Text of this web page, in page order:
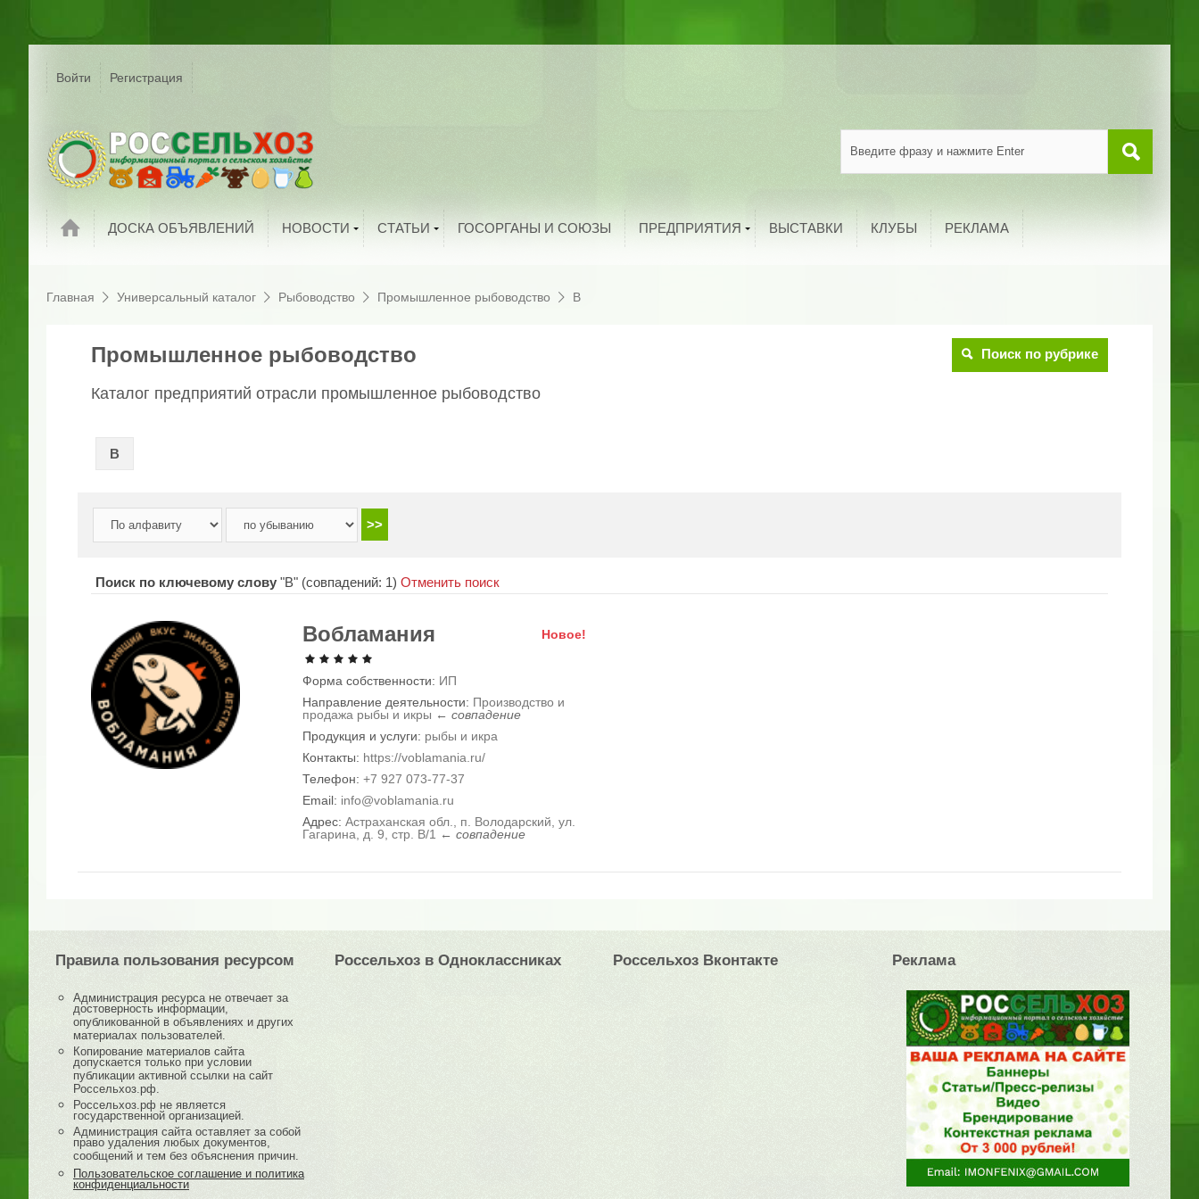
Войти Регистрация
ДОСКА ОБЪЯВЛЕНИЙ НОВОСТИ
Мировые новости
Новости компаний
Обзоры рынковСТАТЬИ
Грибоводство
Продукты питанияГОСОРГАНЫ И СОЮЗЫ ПРЕДПРИЯТИЯ
Добавить организациюВЫСТАВКИ КЛУБЫ РЕКЛАМА
Главная Универсальный каталог Рыбоводство Промышленное рыбоводство В
Промышленное рыбоводство Поиск по рубрике
Каталог предприятий отрасли промышленное рыбоводство
В
Поиск по ключевому слову "В" (совпадений: 1) Отменить поиск
Вобламания Новое!
Форма собственности: ИП
Направление деятельности: Производство и
продажа рыбы и икры ← совпадение
Продукция и услуги: рыбы и икра
Контакты: https://voblamania.ru/
Телефон: +7 927 073-77-37
Email: info@voblamania.ru
Адрес: Астраханская обл., п. Володарский, ул.
Гагарина, д. 9, стр. В/1
← совпадение
Правила пользования ресурсом
Администрация ресурса не отвечает за
достоверность информации,
опубликованной в объявлениях и других
материалах пользователей.
Копирование материалов сайта
допускается только при условии
публикации активной ссылки на сайт
Россельхоз.рф.
Россельхоз.рф не является
государственной организацией.
Администрация сайта оставляет за собой
право удаления любых документов,
сообщений и тем без объяснения причин.
Пользовательское соглашение и политика
конфиденциальности
Россельхоз в Одноклассниках Россельхоз Вконтакте Реклама